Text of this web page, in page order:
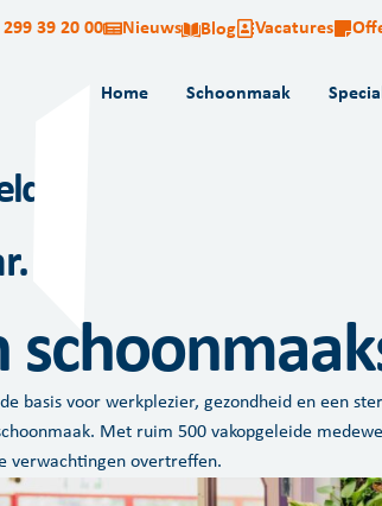
299 39 20 00 Nieuws Blog Vacatures
Home Schoonmaak
basis voor werkplezier, gezondheid en een
Met ruim 500 vakopgeleide
verwachtingen overtreffen.